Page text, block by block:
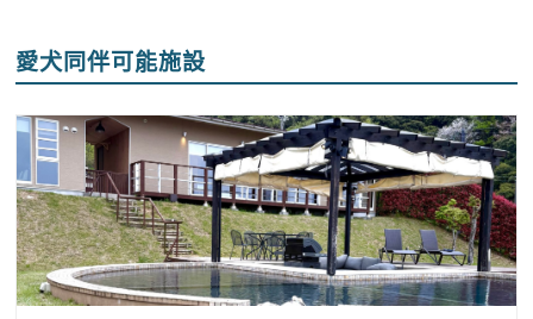
愛犬同伴可能施設